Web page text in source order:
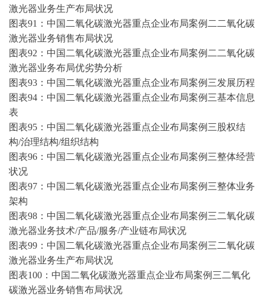
激光器业务生产布局状况
图表91：中国二氧化碳激光器重点企业布局案例二二氧化碳
激光器业务销售布局状况
图表92：中国二氧化碳激光器重点企业布局案例二二氧化碳
激光器业务布局优劣势分析
图表93：中国二氧化碳激光器重点企业布局案例三发展历程
图表94：中国二氧化碳激光器重点企业布局案例三基本信息
表
图表95：中国二氧化碳激光器重点企业布局案例三股权结
构/治理结构/组织结构
图表96：中国二氧化碳激光器重点企业布局案例三整体经营
状况
图表97：中国二氧化碳激光器重点企业布局案例三整体业务
架构
图表98：中国二氧化碳激光器重点企业布局案例三二氧化碳
激光器业务技术/产品/服务/产业链布局状况
图表99：中国二氧化碳激光器重点企业布局案例三二氧化碳
激光器业务生产布局状况
图表100：中国二氧化碳激光器重点企业布局案例三二氧化
碳激光器业务销售布局状况